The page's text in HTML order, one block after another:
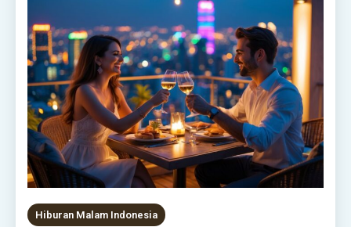
Hiburan Malam Indonesia